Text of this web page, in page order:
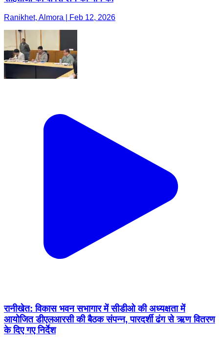
Ranikhet, Almora | Feb 12, 2026
रानीखेत: विकास भवन सभागार में सीडीओ की अध्यक्षता में
आयोजित डीएलआरसी की बैठक संपन्न, पारदर्शी ढंग से ऋण वितरण
के दिए गए निर्देश